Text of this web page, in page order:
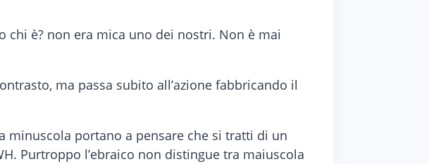
chi è? non era mica uno dei nostri. Non è mai
ma passa subito all’azione fabbricando il
minuscola portano a pensare che si tratti di un
Purtroppo l’ebraico non distingue tra maiuscola